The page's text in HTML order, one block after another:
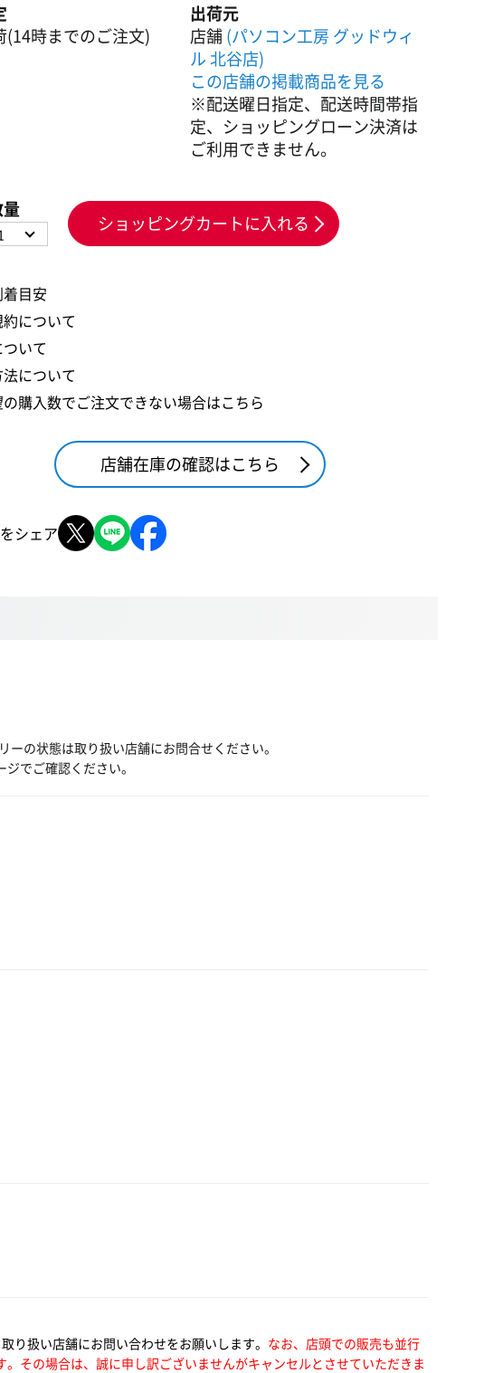
(14時までのご注文)
出荷元
店舗(パソコン工房 グッドウィ
ル 北谷店)
この店舗の掲載商品を見る
※配送曜日指定、配送時間帯指
定、ショッピングローン決済は
ご利用できません。
ショッピングカートに入れる
目安
について
いて
について
の購入数でご注文できない場合はこちら
店舗在庫の確認はこちら
シェア
の状態は取り扱い店舗にお問合せください。
でご確認ください。
り扱い店舗にお問い合わせをお願いします。 なお、店頭での販売も並行
その場合は、誠に申し訳ございませんがキャンセルとさせていただきま